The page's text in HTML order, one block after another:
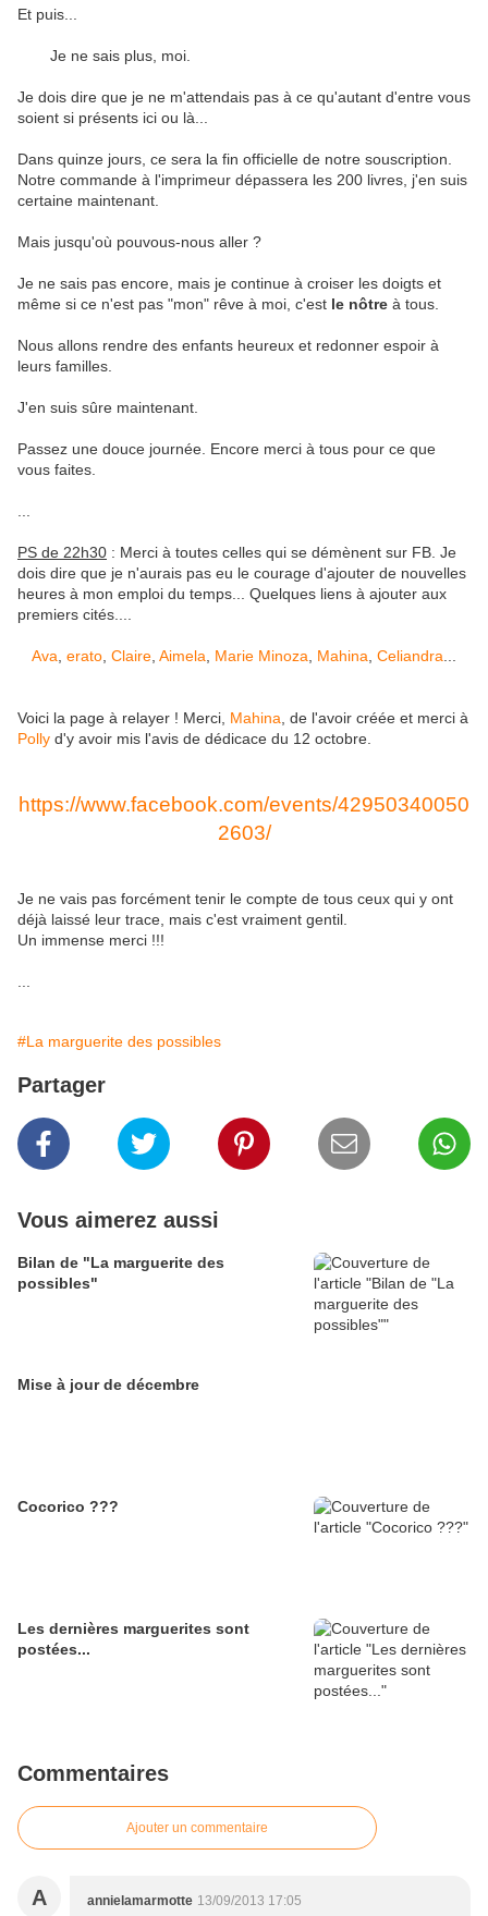
Et puis...
Je ne sais plus, moi.
Je dois dire que je ne m'attendais pas à ce qu'autant d'entre vous
soient si présents ici ou là...
Dans quinze jours, ce sera la fin officielle de notre souscription.
Notre commande à l'imprimeur dépassera les 200 livres, j'en suis
certaine maintenant.
Mais jusqu'où pouvous-nous aller ?
Je ne sais pas encore, mais je continue à croiser les doigts et
même si ce n'est pas "mon" rêve à moi, c'est le nôtre à tous.
Nous allons rendre des enfants heureux et redonner espoir à
leurs familles.
J'en suis sûre maintenant.
Passez une douce journée. Encore merci à tous pour ce que
vous faites.
PS de 22h30 : Merci à toutes celles qui se démènent sur FB. Je
dois dire que je n'aurais pas eu le courage d'ajouter de nouvelles
heures à mon emploi du temps... Quelques liens à ajouter aux
premiers cités....
Ava erato Claire Aimela Marie Minoza Mahina Celiandra
Voici la page à relayer ! Merci, Mahina , de l'avoir créée et merci à
Polly d'y avoir mis l'avis de dédicace du 12 octobre.
https://www.facebook.com/events/42950340050
2603/
Je ne vais pas forcément tenir le compte de tous ceux qui y ont
déjà laissé leur trace, mais c'est vraiment gentil.
Un immense merci !!!
#La marguerite des possibles
Partager
Vous aimerez aussi
Bilan de "La marguerite des
possibles"
Mise à jour de décembre
Cocorico ???
Les dernières marguerites sont
postées...
Commentaires
Ajouter un commentaire
A annielamarmotte 13/09/2013 17:05